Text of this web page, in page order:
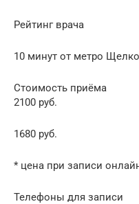
Рейтинг врача
10 минут от метро
Стоимость приёма
2100 руб.
1680 руб.
* цена при записи
Телефоны для записи